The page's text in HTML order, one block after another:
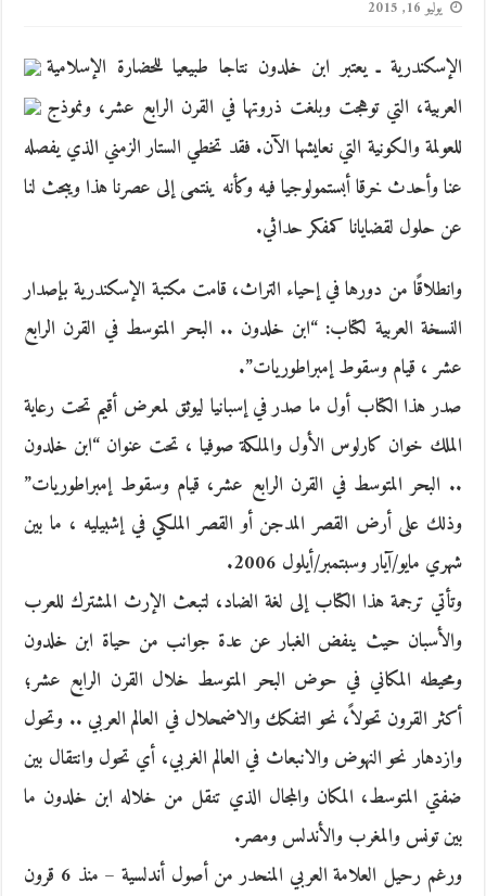
يوليو 16, 2015
الإسكندرية ـ يعتبر ابن خلدون نتاجا طبيعيا للحضارة الإسلامية
العربية، التي توهجت وبلغت ذروتها في القرن الرابع عشر، ونموذج
للعولمة والكونية التي نعايشها الآن. فقد تخطي الستار الزمني الذي يفصله
عنا وأحدث خرقا أبستمولوجيا فيه وكأنه ينتمى إلى عصرنا هذا ويبحث لنا
عن حلول لقضايانا كمفكر حداثي.
وانطلاقًا من دورها في إحياء التراث، قامت مكتبة الإسكندرية بإصدار
النسخة العربية لكتاب: “ابن خلدون .. البحر المتوسط في القرن الرابع
عشر ، قيام وسقوط إمبراطوريات”.
صدر هذا الكتاب أول ما صدر في إسبانيا ليوثق لمعرض أقيم تحت رعاية
الملك خوان كارلوس الأول والملكة صوفيا ، تحت عنوان “ابن خلدون
.. البحر المتوسط في القرن الرابع عشر، قيام وسقوط إمبراطوريات”
وذلك على أرض القصر المدجن أو القصر الملكي في إشبيليه ، ما بين
شهري مايو/آيار وسبتمبر/أيلول 2006.
وتأتي ترجمة هذا الكتاب إلى لغة الضاد، لتبعث الإرث المشترك للعرب
والأسبان حيث ينفض الغبار عن عدة جوانب من حياة ابن خلدون
ومحيطه المكاني في حوض البحر المتوسط خلال القرن الرابع عشر؛
أكثر القرون تحولاً، نحو التفكك والاضمحلال في العالم العربي .. وتحول
وازدهار نحو النهوض والانبعاث في العالم الغربي، أي تحول وانتقال بين
ضفتي المتوسط، المكان والمجال الذي تنقل من خلاله ابن خلدون ما
بين تونس والمغرب والأندلس ومصر.
ورغم رحيل العلامة العربي المنحدر من أصول أندلسية – منذ 6 قرون